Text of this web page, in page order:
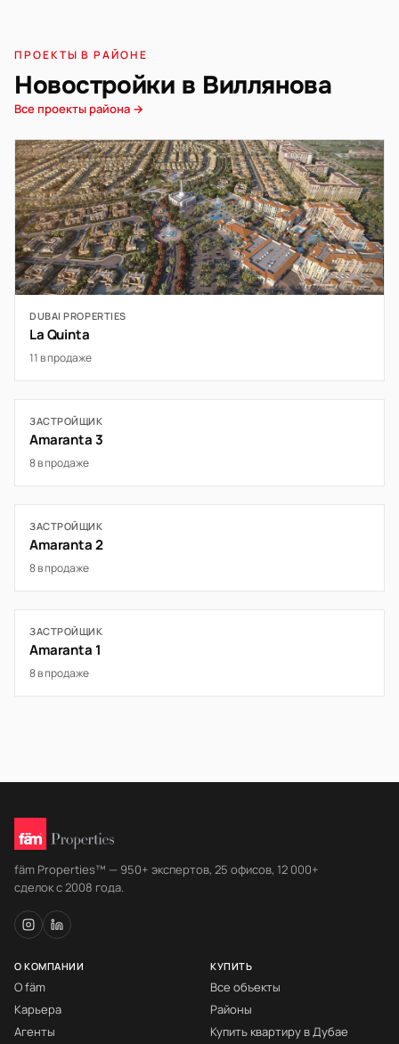
ПРОЕКТЫ В РАЙОНЕ
Новостройки в Виллянова
Все проекты района →
DUBAI PROPERTIES
La Quinta
11 в продаже
ЗАСТРОЙЩИК
Amaranta 3
8 в продаже
ЗАСТРОЙЩИК
Amaranta 2
8 в продаже
ЗАСТРОЙЩИК
Amaranta 1
8 в продаже
fäm Properties™ — 950+ экспертов, 25 офисов, 12 000+
сделок с 2008 года.
О КОМПАНИИ
О fäm
Карьера
Агенты
КУПИТЬ
Все объекты
Районы
Купить квартиру в Дубае